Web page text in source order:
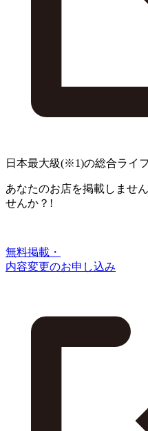
日本最大級(※1)の総合ライ
あなたのお店を掲載しませ
せんか？!
無料掲載・
内容変更のお申し込み